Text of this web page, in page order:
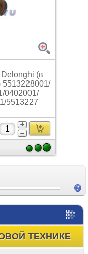
ТЕХНИКЕ
(в
5513228001/
0402001/
5513227